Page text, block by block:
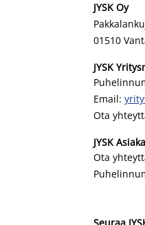
JYSK Oy
01510
JYSK
Email:
Ota
JYSK
Ota